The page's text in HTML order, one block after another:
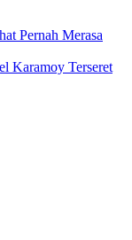
Pernah Merasa
Karamoy Terseret